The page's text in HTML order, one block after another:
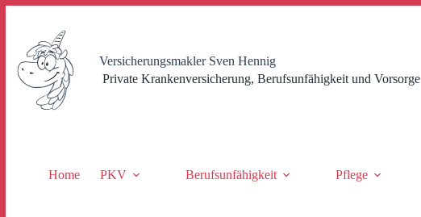
springen
Versicherungsmakler Sven Hennig
Private Krankenversicherung, Berufsunfähigkeit und Vorsorge
Home PKV Berufsunfähigkeit Pflege